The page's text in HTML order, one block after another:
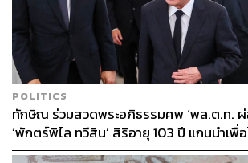
POLITICS
ทักษิณ ร่วมสวดพระอภิธรรมศพ ‘พล.ต.ท. ผ่
‘พักตร์พิไล ทวีสิน’ สิริอายุ 103 ปี แกนนำเพื่
หลากวงการร่วมอาลัย